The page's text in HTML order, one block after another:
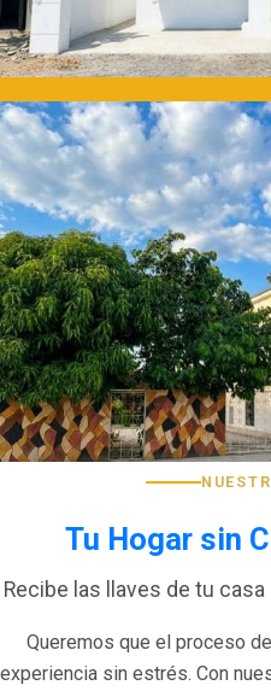
Tu Hogar sin
Recibe las llaves de tu
Queremos que el proceso
experiencia sin estrés. Con